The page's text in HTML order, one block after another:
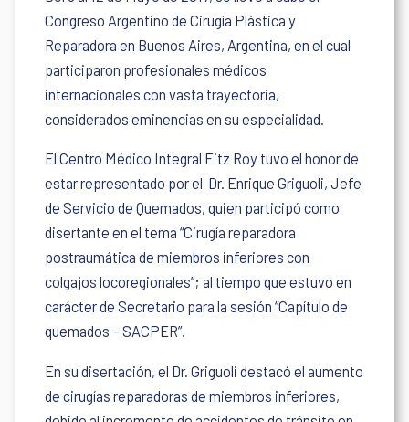
Congreso Argentino de Cirugía Plástica y
Reparadora en Buenos Aires, Argentina, en el cual
participaron profesionales médicos
internacionales con vasta trayectoria,
considerados eminencias en su especialidad.
El Centro Médico Integral Fitz Roy tuvo el honor de
estar representado por el Dr. Enrique Griguoli, Jefe
de Servicio de Quemados, quien participó como
disertante en el tema “Cirugía reparadora
postraumática de miembros inferiores con
colgajos locoregionales”; al tiempo que estuvo en
carácter de Secretario para la sesión “Capítulo de
quemados – SACPER”.
En su disertación, el Dr. Griguoli destacó el aumento
de cirugías reparadoras de miembros inferiores,